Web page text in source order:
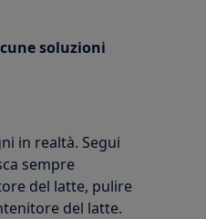
soluzioni
in realtà. Segui
sempre
del latte, pulire
del latte.